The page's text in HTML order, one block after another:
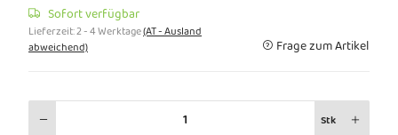
Sofort verfügbar
Lieferzeit:2 - 4 Werktage(AT - Ausland
abweichend)
Frage zum Artikel
Stk